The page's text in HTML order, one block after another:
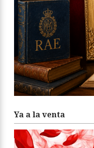
Ya a la venta